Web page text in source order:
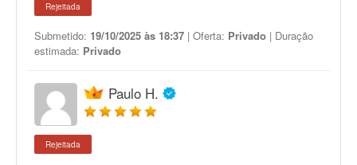
Rejeitada
Submetido: 19/10/2025 às 18:37 | Oferta: Privado | Duração
estimada: Privado
Paulo H.
Rejeitada